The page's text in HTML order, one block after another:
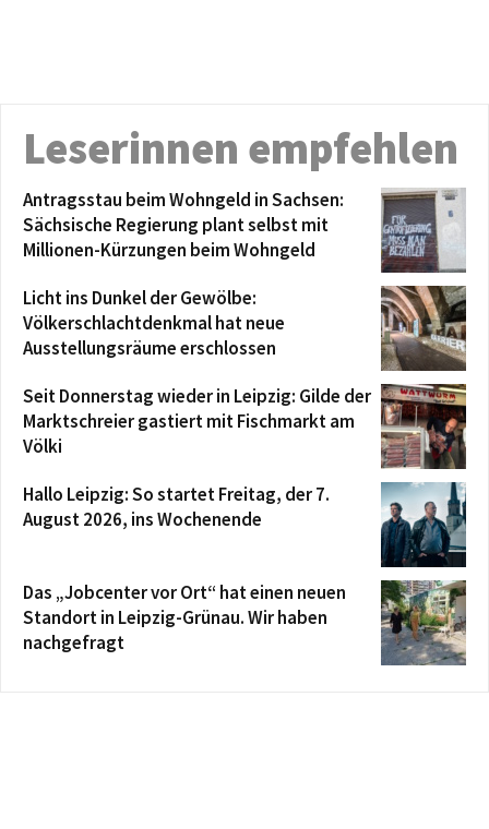
Leserinnen empfehlen
Antragsstau beim Wohngeld in Sachsen:
Sächsische Regierung plant selbst mit
Millionen-Kürzungen beim Wohngeld
Licht ins Dunkel der Gewölbe:
Völkerschlachtdenkmal hat neue
Ausstellungsräume erschlossen
Seit Donnerstag wieder in Leipzig: Gilde der
Marktschreier gastiert mit Fischmarkt am
Völki
Hallo Leipzig: So startet Freitag, der 7.
August 2026, ins Wochenende
Das „Jobcenter vor Ort“ hat einen neuen
Standort in Leipzig-Grünau. Wir haben
nachgefragt